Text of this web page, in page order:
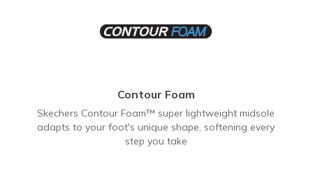
Contour Foam
Skechers Contour Foam™ super lightweight midsole
adapts to your foot's unique shape, softening every
step you take